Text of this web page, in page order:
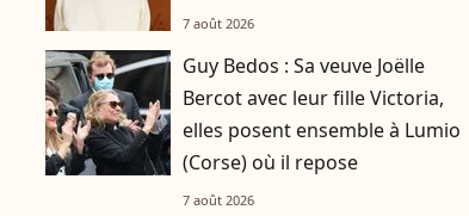
7 août 2026
Guy Bedos : Sa veuve Joëlle
Bercot avec leur fille Victoria,
elles posent ensemble à Lumio
(Corse) où il repose
7 août 2026